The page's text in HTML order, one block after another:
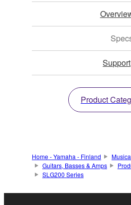
Support
Product
Home - Yamaha - Finland
Guitars, Basses & Amps
SLG200 Series